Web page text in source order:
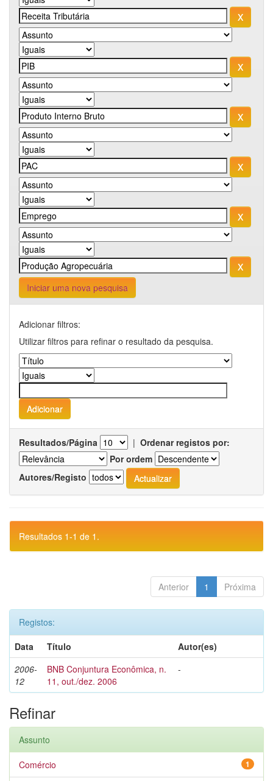
Iniciar uma nova pesquisa
Adicionar filtros:
Utilizar filtros para refinar o resultado da pesquisa.
Resultados/Página | Ordenar registos por:
Por ordem
Autores/Registo
Resultados 1-1 de 1.
Anterior 1 Próxima
Registos:
Data
Título
Autor(es)
2006-
12
BNB Conjuntura Econômica, n.
11, out./dez. 2006
-
Refinar
Assunto
1
Comércio